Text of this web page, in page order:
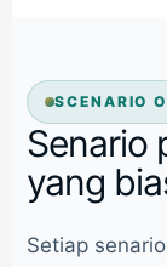
SCENARIO
Senario
yang
Setiap